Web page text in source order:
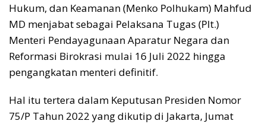
Hukum, dan Keamanan (Menko Polhukam) Mahfud
MD menjabat sebagai Pelaksana Tugas (Plt.)
Menteri Pendayagunaan Aparatur Negara dan
Reformasi Birokrasi mulai 16 Juli 2022 hingga
pengangkatan menteri definitif.
Hal itu tertera dalam Keputusan Presiden Nomor
75/P Tahun 2022 yang dikutip di Jakarta, Jumat